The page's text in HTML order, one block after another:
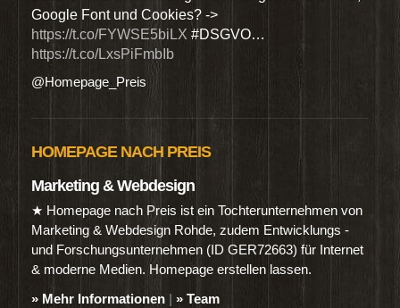
Google Font und Cookies? ->
https://t.co/FYWSE5biLX #DSGVO…
https://t.co/LxsPiFmbIb
@Homepage_Preis
HOMEPAGE NACH PREIS
Marketing & Webdesign
★ Homepage nach Preis ist ein Tochterunternehmen von
Marketing & Webdesign Rohde, zudem Entwicklungs -
und Forschungsunternehmen (ID GER72663) für Internet
& moderne Medien. Homepage erstellen lassen.
» Mehr Informationen | » Team